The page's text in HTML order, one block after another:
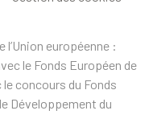
européenne :
le Fonds Européen de
concours du Fonds
Développement du